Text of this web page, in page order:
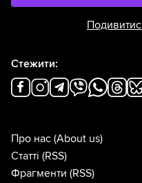
Стежити:
Про нас (About us)
Статті (RSS)
Фрагменти (RSS)